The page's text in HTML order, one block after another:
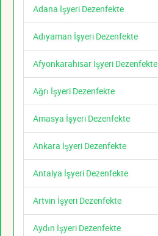
Adana İşyeri Dezenfekte
Adıyaman İşyeri Dezenfekte
Afyonkarahisar İşyeri Dezenfekte
Ağrı İşyeri Dezenfekte
Amasya İşyeri Dezenfekte
Ankara İşyeri Dezenfekte
Antalya İşyeri Dezenfekte
Artvin İşyeri Dezenfekte
Aydın İşyeri Dezenfekte